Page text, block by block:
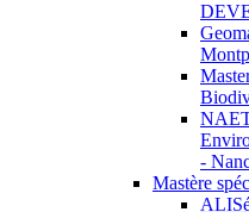
-
Mastère